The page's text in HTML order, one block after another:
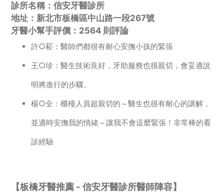
診所名稱：信安牙醫診所
地址：新北市板橋區中山路一段267號
牙醫小幫手評價：2564 則評論
許○菘：醫師們都很有耐心安撫小孩的緊張
王○珍：醫生技術良好，牙助服務也很親切，會妥適說
明將進行的步驟。
楊○全：櫃檯人員超親切的～醫生也很有耐心的講解，
並適時安撫我的情緒～讓我不會這麼緊張！非常棒的看
診經驗
【板橋牙醫推薦 - 信安牙醫診所醫師陣容】